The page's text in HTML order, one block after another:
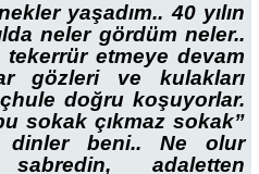
yaşadım.. 40 yılın
neler gördüm neler..
tekerrür etmeye devam
gözleri ve kulakları
doğru koşuyorlar.
sokak çıkmaz sokak”
dinler beni.. Ne olur
adaletten